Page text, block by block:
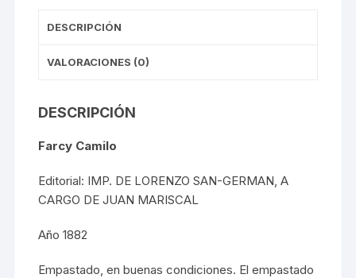
DESCRIPCIÓN
VALORACIONES (0)
DESCRIPCIÓN
Farcy Camilo
Editorial: IMP. DE LORENZO SAN-GERMAN, A
CARGO DE JUAN MARISCAL
Año 1882
Empastado, en buenas condiciones. El empastado